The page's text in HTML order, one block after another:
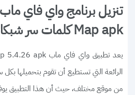
Map apk كلمات سر شبكات الوايفاي
الرائعة التي تستطيع أن تقوم بتحميلها
من موقع مختلف، حيث أن هذا التطبيق